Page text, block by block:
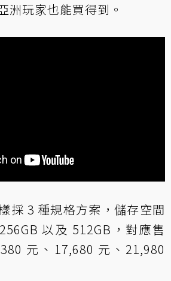
洲玩家也能買得到。
採 3 種規格方案，儲存空間
以及 512GB，對應售
元、17,680 元、21,980